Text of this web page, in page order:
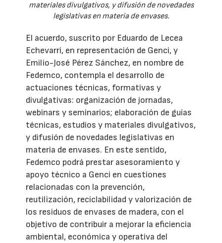
materiales divulgativos, y difusión de novedades
legislativas en materia de envases.
El acuerdo, suscrito por Eduardo de Lecea
Echevarri, en representación de Genci, y
Emilio-José Pérez Sánchez, en nombre de
Fedemco, contempla el desarrollo de
actuaciones técnicas, formativas y
divulgativas: organización de jornadas,
webinars y seminarios; elaboración de guías
técnicas, estudios y materiales divulgativos,
y difusión de novedades legislativas en
materia de envases. En este sentido,
Fedemco podrá prestar asesoramiento y
apoyo técnico a Genci en cuestiones
relacionadas con la prevención,
reutilización, reciclabilidad y valorización de
los residuos de envases de madera, con el
objetivo de contribuir a mejorar la eficiencia
ambiental, económica y operativa del